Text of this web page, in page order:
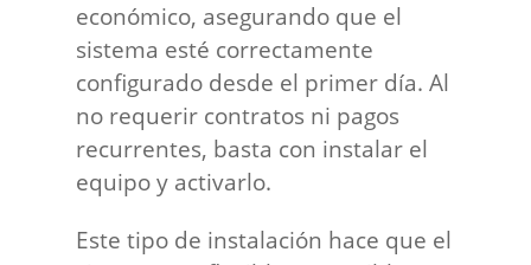
económico, asegurando que el
sistema esté correctamente
configurado desde el primer día. Al
no requerir contratos ni pagos
recurrentes, basta con instalar el
equipo y activarlo.
Este tipo de instalación hace que el